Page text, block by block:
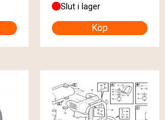
Slut i lager
Köp